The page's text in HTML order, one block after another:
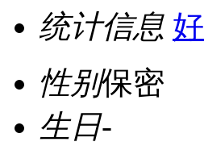
统计信息
性别保密
生日-